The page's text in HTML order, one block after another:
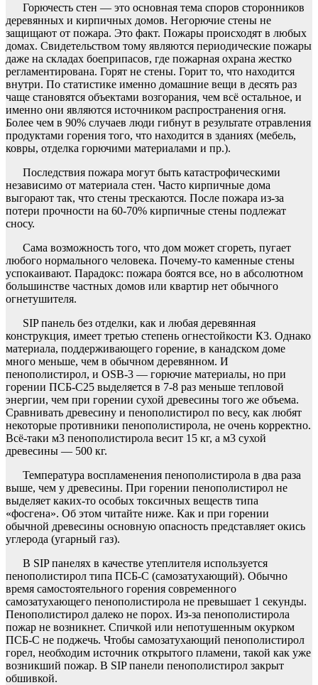
Горючесть стен — это основная тема споров сторонников
деревянных и кирпичных домов. Негорючие стены не
защищают от пожара. Это факт. Пожары происходят в любых
домах. Свидетельством тому являются периодические пожары
даже на складах боеприпасов, где пожарная охрана жестко
регламентирована. Горят не стены. Горит то, что находится
внутри. По статистике именно домашние вещи в десять раз
чаще становятся объектами возгорания, чем всё остальное, и
именно они являются источником распространения огня.
Более чем в 90% случаев люди гибнут в результате отравления
продуктами горения того, что находится в зданиях (мебель,
ковры, отделка горючими материалами и пр.).
Последствия пожара могут быть катастрофическими
независимо от материала стен. Часто кирпичные дома
выгорают так, что стены трескаются. После пожара из-за
потери прочности на 60-70% кирпичные стены подлежат
сносу.
Сама возможность того, что дом может сгореть, пугает
любого нормального человека. Почему-то каменные стены
успокаивают. Парадокс: пожара боятся все, но в абсолютном
большинстве частных домов или квартир нет обычного
огнетушителя.
SIP панель без отделки, как и любая деревянная
конструкция, имеет третью степень огнестойкости К3. Однако
материала, поддерживающего горение, в канадском доме
много меньше, чем в обычном деревянном. И
пенополистирол, и OSB-3 — горючие материалы, но при
горении ПСБ-С25 выделяется в 7-8 раз меньше тепловой
энергии, чем при горении сухой древесины того же объема.
Сравнивать древесину и пенополистирол по весу, как любят
некоторые противники пенополистирола, не очень корректно.
Всё-таки м3 пенополистирола весит 15 кг, а м3 сухой
древесины — 500 кг.
Температура воспламенения пенополистирола в два раза
выше, чем у древесины. При горении пенополистирол не
выделяет каких-то особых токсичных веществ типа
«фосгена». Об этом читайте ниже. Как и при горении
обычной древесины основную опасность представляет окись
углерода (угарный газ).
В SIP панелях в качестве утеплителя используется
пенополистирол типа ПСБ-С (самозатухающий). Обычно
время самостоятельного горения современного
самозатухающего пенополистирола не превышает 1 секунды.
Пенополистирол далеко не порох. Из-за пенополистирола
пожар не возникнет. Спичкой или непотушенным окурком
ПСБ-С не поджечь. Чтобы самозатухающий пенополистирол
горел, необходим источник открытого пламени, такой как уже
возникший пожар. В SIP панели пенополистирол закрыт
обшивкой.